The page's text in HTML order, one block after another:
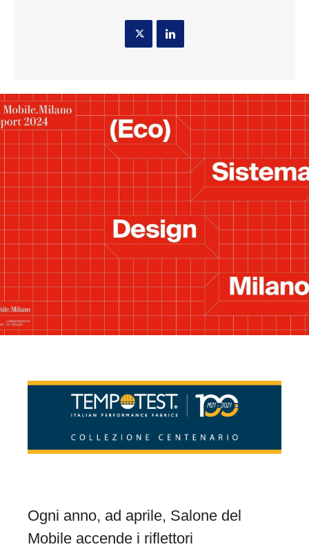
Ogni anno, ad aprile, Salone del
Mobile accende i riflettori